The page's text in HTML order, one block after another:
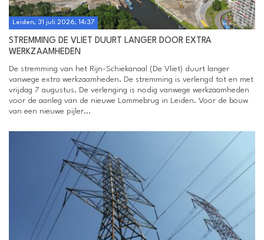
Leiden, 31 juli 2026, 14:37
STREMMING DE VLIET DUURT LANGER DOOR EXTRA
WERKZAAMHEDEN
De stremming van het Rijn-Schiekanaal (De Vliet) duurt langer
vanwege extra werkzaamheden. De stremming is verlengd tot en met
vrijdag 7 augustus. De verlenging is nodig vanwege werkzaamheden
voor de aanleg van de nieuwe Lammebrug in Leiden. Voor de bouw
van een nieuwe pijler...